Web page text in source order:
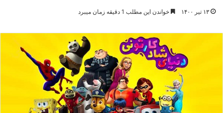
۱۳ تیر ۱۴۰۰ خواندن این مطلب 1 دقیقه زمان میبرد